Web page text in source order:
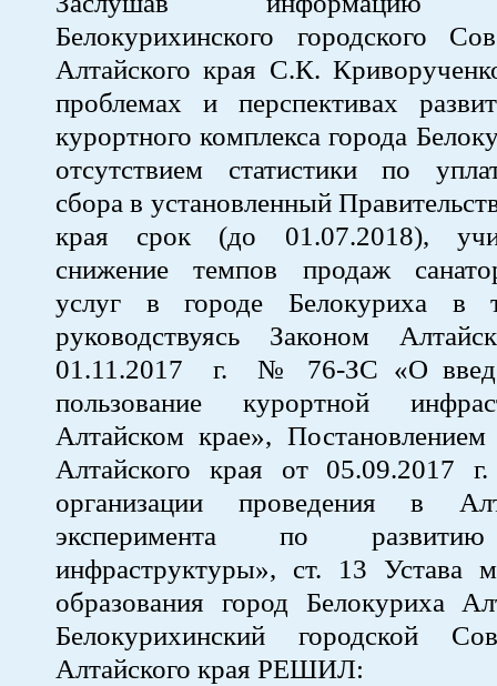
Белокурихинского городского
Алтайского края С.К.
проблемах и перспективах
курортного комплекса города
отсутствием статистики по
сбора в установленный
края срок (до 01.07.2018),
снижение темпов продаж
услуг в городе Белокуриха в
руководствуясь Законом
01.11.2017 г. № 76-ЗС «О
пользование курортной
Алтайском крае», Постановлением
Алтайского края от
организации проведения в
эксперимента по
инфраструктуры», ст. 13 Устава
образования город Белокуриха
Белокурихинский городской
Алтайского края РЕШИЛ: